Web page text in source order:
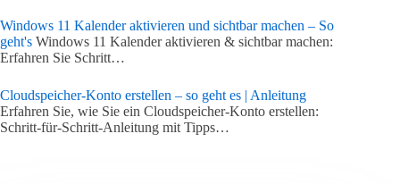
Windows 11 Kalender aktivieren und sichtbar machen – So
geht's Windows 11 Kalender aktivieren & sichtbar machen:
Erfahren Sie Schritt…
Cloudspeicher-Konto erstellen – so geht es | Anleitung
Erfahren Sie, wie Sie ein Cloudspeicher-Konto erstellen:
Schritt-für-Schritt-Anleitung mit Tipps…